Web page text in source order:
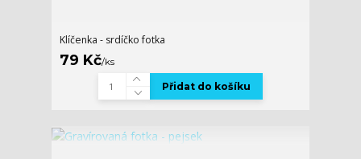
Klíčenka - srdíčko fotka
79 Kč/ks
Přidat do košíku